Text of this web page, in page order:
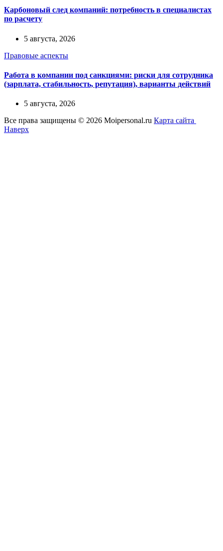
Карбоновый след компаний: потребность в специалистах
по расчету
5 августа, 2026
Правовые аспекты
Работа в компании под санкциями: риски для сотрудника
(зарплата, стабильность, репутация), варианты действий
5 августа, 2026
Все права защищены © 2026 Moipersonal.ru Карта сайта
Наверх